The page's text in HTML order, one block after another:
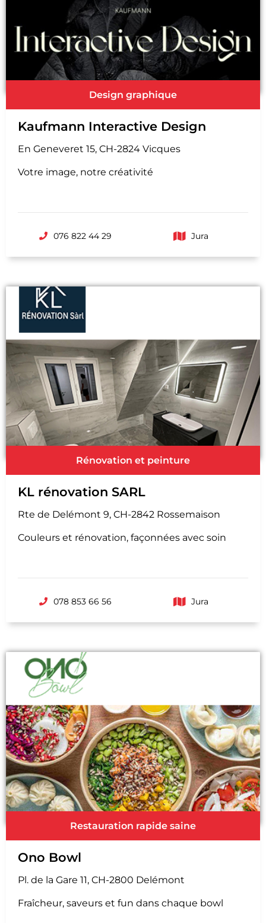
Design graphique
Kaufmann Interactive Design
En Geneveret 15, CH-2824 Vicques
Votre image, notre créativité
076 822 44 29 Jura
Rénovation et peinture
KL rénovation SARL
Rte de Delémont 9, CH-2842 Rossemaison
Couleurs et rénovation, façonnées avec soin
078 853 66 56 Jura
Restauration rapide saine
Ono Bowl
Pl. de la Gare 11, CH-2800 Delémont
Fraîcheur, saveurs et fun dans chaque bowl